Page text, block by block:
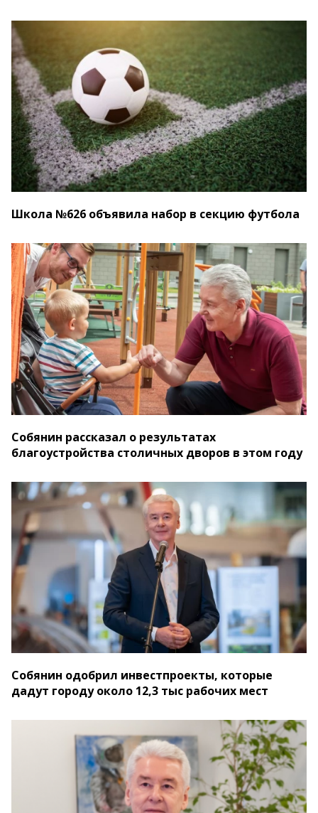
Школа №626 объявила набор в секцию футбола
Собянин рассказал о результатах
благоустройства столичных дворов в этом году
Собянин одобрил инвестпроекты, которые
дадут городу около 12,3 тыс рабочих мест